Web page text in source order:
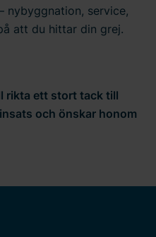
nybyggnation, service,
att du hittar din grej.
rikta ett stort tack till
och önskar honom